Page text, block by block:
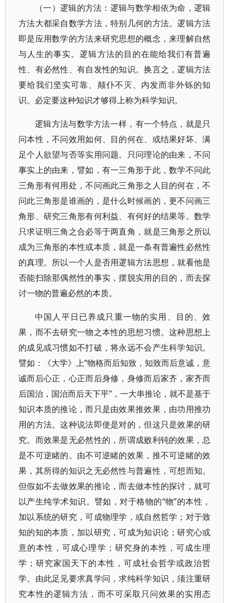
（一）逻辑的方法：逻辑与数学相依为命，逻辑
方法大都采自数学方法，特别几何的方法。逻辑方法
即是应用数学的方法来研究思想的概念，来理解自然
与人生的事实。逻辑方法的目的在能给我们有普遍
性、有必然性、有自发性的知识。换言之，逻辑方法
要给我们坚实可靠、颠仆不灭、内发而非外铄的知
识。必定要这种知识才够得上称为科学知识。
逻辑方法与数学方法一样，有一个特点，就是只
问本性，不问效用如何、目的何在、或结果好坏、满
足个人欲望与否等实用问题。只问理论的由来，不问
事实上的由来，譬如，有一三角形于此，数学不问此
三角形有何用处，不问画此三角形之人目的何在，不
问此三角形是谁画的，是什么时候画的，更不问画三
角形、研究三角形有何利益、有何好的结果等。数学
只求证明三角之合必等于两直角，就是三角形之所以
成为三角形的本性或本质，就是一条有普遍性必然性
的真理。所以一个人是否用逻辑方法思想，就看他是
否能扫除那偶然性的事实，摆脱实用的目的，而去探
讨一物的普遍必然的本质。
中国人平日已养成只重一物的实用、目的、效
果，而不去研究一物之本性的思想习惯。这种思想上
的成见或习惯如不打破，将永远不会产生科学知识。
譬如：《大学》上“物格而后知致，知致而后意诚，意
诚而后心正，心正而后身修，身修而后家齐，家齐而
后国治，国治而后天下平”，一大串推论，就不是基于
知识本质的推论，而只是由效果推效果，由功用推功
用的方法。这种说法即使是对的，但这只是效果的研
究。而效果是无必然性的，所谓成败利钝的效果，总
是不可逆睹的。由不可逆睹的效果，推不可逆睹的效
果，其所得的知识之无必然性与普遍性，可想而知。
但假如不去做效果的推论，而去做本性的探讨，就可
以产生纯学术知识。譬如，对于格物的“物”的本性，
加以系统的研究，可成物理学，或自然哲学；对于致
知的知的本质，加以研究，可成为知识论；研究心或
意的本性，可成心理学；研究身的本性，可成生理
学；研究家国天下的本性，可成社会哲学或政治哲
学。由此足见要求真学问，求纯科学知识，须注重研
究本性的逻辑方法，而不可采取只问效果的实用态